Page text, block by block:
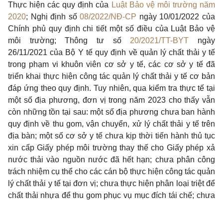
Thực hiện các quy định của Luật Bảo vệ môi trường năm
2020; Nghị định số08/2022/NĐ-CP ngày 10/01/2022 của
Chính phủ quy định chi tiết một số điều của Luật Bảo vệ
môi trường; Thông tư số 20/2021/TT-BYT ngày
26/11/2021 của Bộ Y tế quy định về quản lý chất thải y tế
trong phạm vi khuôn viên cơ sở y tế, các cơ sở y tế đã
triển khai thực hiện công tác quản lý chất thải y tế cơ bản
đáp ứng theo quy định. Tuy nhiên, qua kiểm tra thực tế tại
một số địa phương, đơn vị trong năm 2023 cho thấy vẫn
còn những tồn tại sau: một số địa phương chưa ban hành
quy định về thu gom, vận chuyển, xử lý chất thải y tế trên
địa bàn; một số cơ sở y tế chưa kịp thời tiến hành thủ tục
xin cấp Giấy phép môi trường thay thế cho Giấy phép xả
nước thải vào nguồn nước đã hết hạn; chưa phân công
trách nhiệm cụ thể cho các cán bộ thực hiện công tác quản
lý chất thải y tế tại đơn vị; chưa thực hiện phân loại triệt để
chất thải nhựa để thu gom phục vụ mục đích tái chế; chưa